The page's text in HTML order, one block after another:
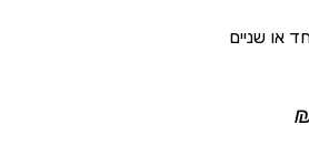
או שניים